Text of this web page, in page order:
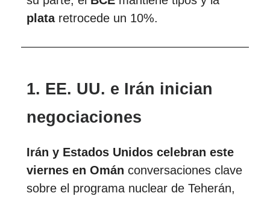
plata retrocede un 10%.
1. EE. UU. e Irán inician
negociaciones
Irán y Estados Unidos celebran este
viernes en Omán conversaciones clave
sobre el programa nuclear de Teherán,